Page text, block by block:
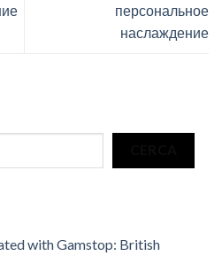
персональное
наслаждение
with Gamstop: British